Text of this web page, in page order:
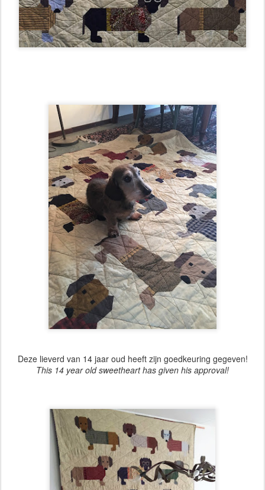
Deze lieverd van 14 jaar oud heeft zijn goedkeuring gegeven!
This 14 year old sweetheart has given his approval!